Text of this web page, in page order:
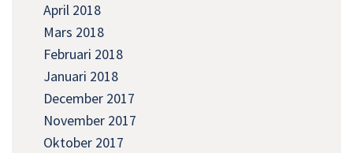
April 2018
Mars 2018
Februari 2018
Januari 2018
December 2017
November 2017
Oktober 2017